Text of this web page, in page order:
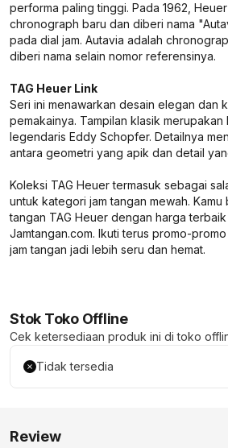
performa paling tinggi. Pada 1962,
chronograph baru dan diberi nama
pada dial jam. Autavia adalah
diberi nama selain nomor referensinya.
TAG Heuer Link
Seri ini menawarkan desain elegan dan
pemakainya. Tampilan klasik
legendaris Eddy Schopfer. Detailnya
antara geometri yang apik dan detail
Koleksi TAG Heuer termasuk sebagai
untuk kategori jam tangan mewah. Kamu
tangan TAG Heuer dengan harga
Jamtangan.com. Ikuti terus promo-
jam tangan jadi lebih seru dan hemat.
Stok Toko Offline
Cek ketersediaan produk ini di toko
Tidak tersedia
Review